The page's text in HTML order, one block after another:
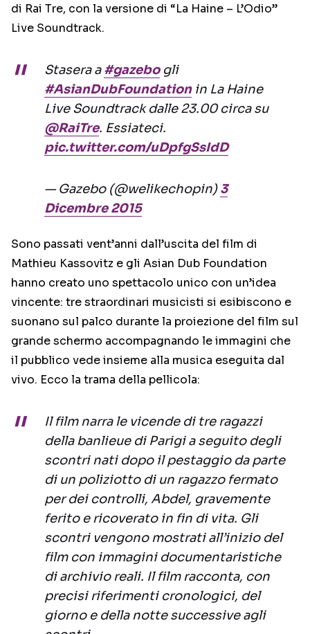
di Rai Tre, con la versione di “La Haine – L’Odio”
Live Soundtrack.
Stasera a#gazebogli
#AsianDubFoundationin La Haine
Live Soundtrack dalle 23.00 circa su
@RaiTre. Essiateci.
pic.twitter.com/uDpfgSsIdD
— Gazebo (@welikechopin)3
Dicembre 2015
Sono passati vent’anni dall’uscita del film di
Mathieu Kassovitz e gli Asian Dub Foundation
hanno creato uno spettacolo unico con un’idea
vincente: tre straordinari musicisti si esibiscono e
suonano sul palco durante la proiezione del film sul
grande schermo accompagnando le immagini che
il pubblico vede insieme alla musica eseguita dal
vivo. Ecco la trama della pellicola:
Il film narra le vicende di tre ragazzi
della banlieue di Parigi a seguito degli
scontri nati dopo il pestaggio da parte
di un poliziotto di un ragazzo fermato
per dei controlli, Abdel, gravemente
ferito e ricoverato in fin di vita. Gli
scontri vengono mostrati all’inizio del
film con immagini documentaristiche
di archivio reali. Il film racconta, con
precisi riferimenti cronologici, del
giorno e della notte successive agli